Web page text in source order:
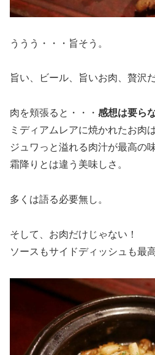
ううう・・・旨そう。
旨い、ビール、旨いお肉、贅沢だ
肉を頬張ると・・・ 感想は要ら
ミディアムレアに焼かれたお肉
ジュワっと溢れる肉汁が最高の味
霜降りとは違う美味しさ。
多くは語る必要無し。
そして、お肉だけじゃない！
ソースもサイドディッシュも最